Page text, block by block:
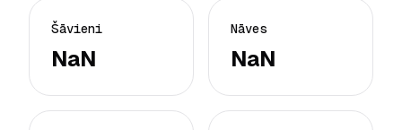
Šāvieni
NaN
Nāves
NaN